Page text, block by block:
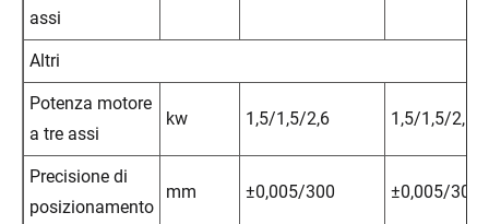
assi
Altri
Potenza motore
a tre assi
kw 1,5/1,5/2,6 1,5/1,5/2,6
Precisione di
posizionamento
mm ±0,005/300 ±0,005/300